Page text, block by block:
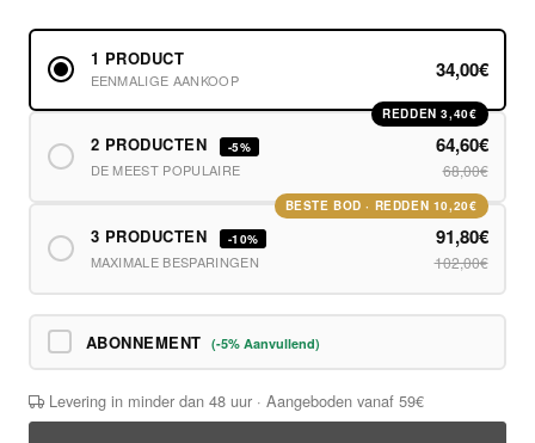
1 PRODUCT
EENMALIGE AANKOOP 34,00€
REDDEN 3,40€
2 PRODUCTEN -5%
DE MEEST POPULAIRE
64,60€
68,00€
BESTE BOD · REDDEN 10,20€
3 PRODUCTEN -10%
MAXIMALE BESPARINGEN
91,80€
102,00€
ABONNEMENT (-5% Aanvullend)
Levering in minder dan 48 uur · Aangeboden vanaf 59€